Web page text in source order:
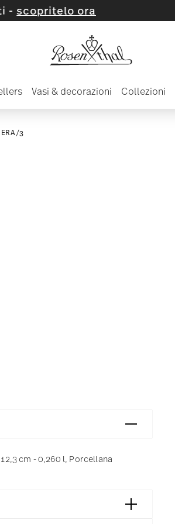
ora
Vasi & decorazioni Collezioni
3
cm - 0,260 l, Porcellana